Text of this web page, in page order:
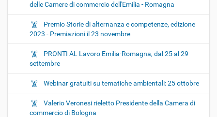
delle Camere di commercio dell'Emilia - Romagna
Premio Storie di alternanza e competenze, edizione
2023 - Premiazioni il 23 novembre
PRONTI AL Lavoro Emilia-Romagna, dal 25 al 29
settembre
Webinar gratuiti su tematiche ambientali: 25 ottobre
Valerio Veronesi rieletto Presidente della Camera di
commercio di Bologna